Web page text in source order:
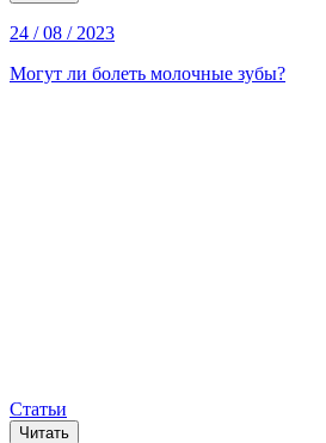
24 / 08 / 2023
Могут ли болеть молочные зубы?
Статьи
Читать